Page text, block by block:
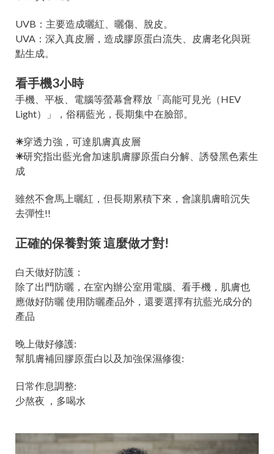
UVB：主要造成曬紅、曬傷、脫皮。
UVA：深入真皮層，造成膠原蛋白流失、皮膚老化與斑
點生成。
看手機3小時
手機、平板、電腦等螢幕會釋放「高能可見光（HEV
Light）」，俗稱藍光，長期集中在臉部。
✳︎穿透力強，可達肌膚真皮層
✳︎研究指出藍光會加速肌膚膠原蛋白分解、誘發黑色素生
成
雖然不會馬上曬紅，但長期累積下來，會讓肌膚暗沉失
去彈性!!
正確的保養對策 這麼做才對!
白天做好防護：
除了出門防曬，在室內辦公室用電腦、看手機，肌膚也
應做好防曬 使用防曬產品外，還要選擇有抗藍光成分的
產品
晚上做好修護:
幫肌膚補回膠原蛋白以及加強保濕修復:
日常作息調整:
少熬夜 ，多喝水